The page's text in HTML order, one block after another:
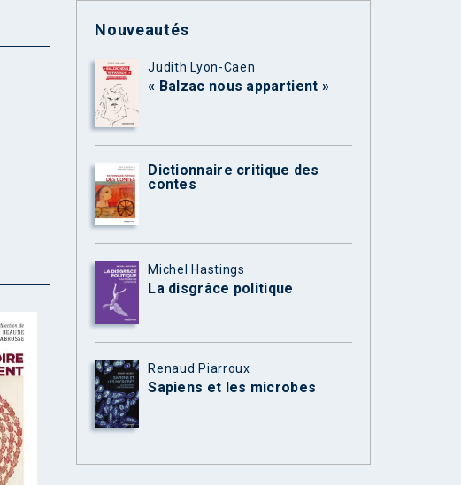
Nouveautés
Judith Lyon-Caen
« Balzac nous appartient »
Dictionnaire critique des
contes
Michel Hastings
La disgrâce politique
Renaud Piarroux
Sapiens et les microbes